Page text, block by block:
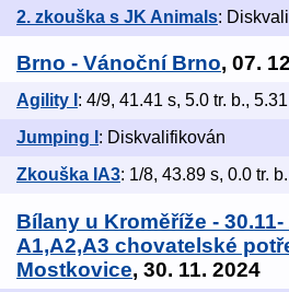
2. zkouška s JK Animals:
Brno - Vánoční Brno, 07.
Agility I : 4/9, 41.41 s, 5.0 tr. b.,
Jumping I : Diskvalifikován
Zkouška IA3: 1/8, 43.89 s, 0.0 tr.
Bílany u Kroměříže -
A1,A2,A3 chovatelské
Mostkovice, 30. 11. 2024